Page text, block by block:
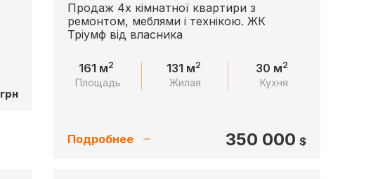
грн
​​Продаж 4х кімнатної квартири з
ремонтом, меблями і технікою. ЖК
Тріумф від власника
161 м2
Площадь
131 м2
Жилая
30 м2
Кухня
Подробнее 350 000 $